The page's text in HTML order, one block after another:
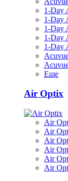
1-Day
1-Day
1-Day
1-Day
1-Day
Еще
Air Optix
Air
Air
Air
Air
Air
Air